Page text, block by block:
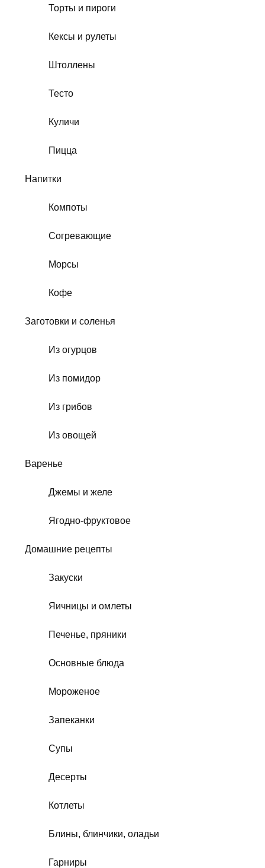
Торты и пироги
Кексы и рулеты
Штоллены
Тесто
Куличи
Пицца
Напитки
Компоты
Согревающие
Морсы
Кофе
Заготовки и соленья
Из огурцов
Из помидор
Из грибов
Из овощей
Варенье
Джемы и желе
Ягодно-фруктовое
Домашние рецепты
Закуски
Яичницы и омлеты
Печенье, пряники
Основные блюда
Мороженое
Запеканки
Супы
Десерты
Котлеты
Блины, блинчики, оладьи
Гарниры